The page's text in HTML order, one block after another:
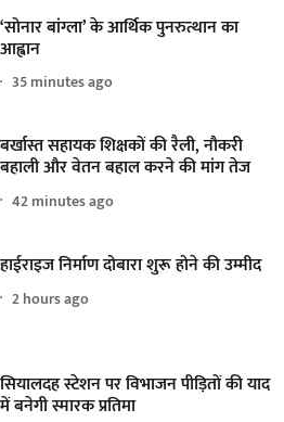
‘सोनार बांग्ला’ के आर्थिक पुनरुत्थान का
आह्वान
35 minutes ago
बर्खास्त सहायक शिक्षकों की रैली, नौकरी
बहाली और वेतन बहाल करने की मांग तेज
42 minutes ago
हाईराइज निर्माण दोबारा शुरू होने की उम्मीद
2 hours ago
सियालदह स्टेशन पर विभाजन पीड़ितों की याद
में बनेगी स्मारक प्रतिमा